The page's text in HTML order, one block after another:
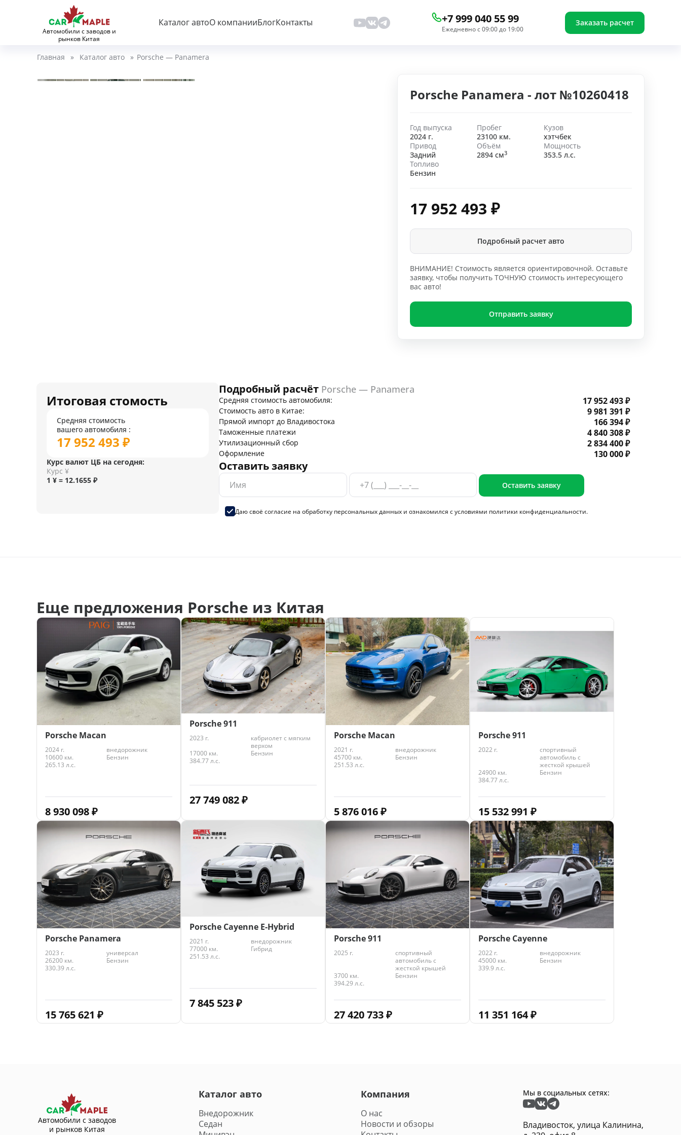
Автомобили с заводов и
рынков Китая
Каталог автоО компанииБлогКонтакты +7 999 040 55 99
Ежедневно с 09:00 до 19:00
Заказать расчет
Главная » Каталог авто » Porsche — Panamera
Porsche Panamera - лот №10260418
Год выпуска
2024 г.
Пробег
23100 км.
Кузов
хэтчбек
Привод
Задний
Объём
2894 см3
Мощность
353.5 л.с.
Топливо
Бензин
17 952 493 ₽
Подробный расчет авто
ВНИМАНИЕ! Стоимость является ориентировочной. Оставьте
заявку, чтобы получить ТОЧНУЮ стоимость интересующего
вас авто!
Отправить заявку
Итоговая стомость
Средняя стоимость
вашего автомобиля :
17 952 493 ₽
Курс валют ЦБ на сегодня:
Курс ¥
1 ¥ = 12.1655 ₽
Подробный расчёт Porsche — Panamera
Средняя стоимость автомобиля: 17 952 493 ₽
Стоимость авто в Китае: 9 981 391 ₽
Прямой импорт до Владивостока 166 394 ₽
Таможенные платежи 4 840 308 ₽
Утилизационный сбор 2 834 400 ₽
Оформление 130 000 ₽
Оставить заявку
Оставить заявку
Даю своё согласие на обработку персональных данных и ознакомился с условиями политики конфиденциальности.
Еще предложения Porsche из Китая
Porsche Macan
2024 г.
внедорожник
10600 км.
Бензин
265.13 л.с.
8 930 098₽
Porsche 911
2023 г.
кабриолет с мягким
верхом
17000 км.
Бензин
384.77 л.с.
27 749 082₽
Porsche Macan
2021 г.
внедорожник
45700 км.
Бензин
251.53 л.с.
5 876 016₽
Porsche 911
2022 г.
спортивный
автомобиль с
жесткой крышей
24900 км.
Бензин
384.77 л.с.
15 532 991 ₽
Porsche Panamera
2023 г.
универсал
26200 км.
Бензин
330.39 л.с.
15 765 621 ₽
Porsche Cayenne E-Hybrid
2021 г.
внедорожник
77000 км.
Гибрид
251.53 л.с.
7 845 523₽
Porsche 911
2025 г.
спортивный
автомобиль с
жесткой крышей
3700 км.
Бензин
394.29 л.с.
27 420 733₽
Porsche Cayenne
2022 г.
внедорожник
45000 км.
Бензин
339.9 л.с.
11 351 164₽
Автомобили с заводов
и рынков Китая
Каталог авто
Внедорожник
Седан
Компания
О нас
Новости и обзоры
Мы в социальных сетях:
Владивосток, улица Калинина,